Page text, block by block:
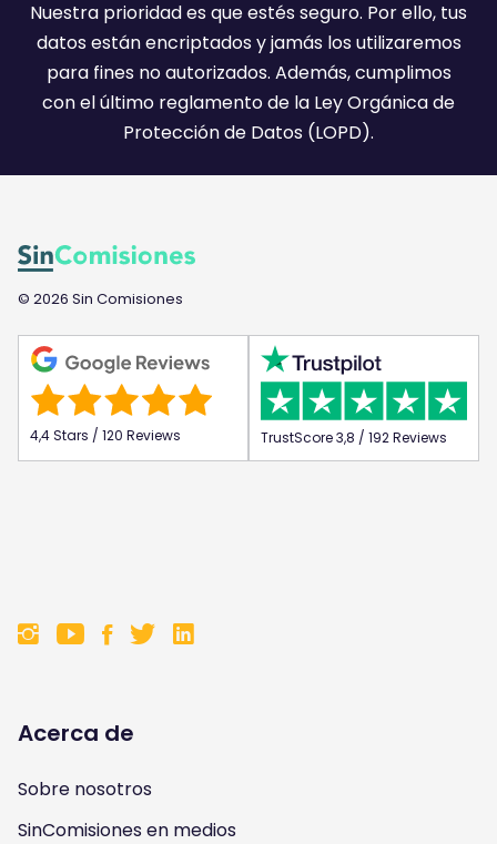
Nuestra prioridad es que estés seguro. Por ello, tus
datos están encriptados y jamás los utilizaremos
para fines no autorizados. Además, cumplimos
con el último reglamento de la Ley Orgánica de
Protección de Datos (LOPD).
© 2026 Sin Comisiones
4,4 Stars / 120 Reviews TrustScore 3,8 / 192 Reviews
F
l
l
o
F
l
o
F
l
o
F
l
o
Acerca de
Sobre nosotros
SinComisiones en medios